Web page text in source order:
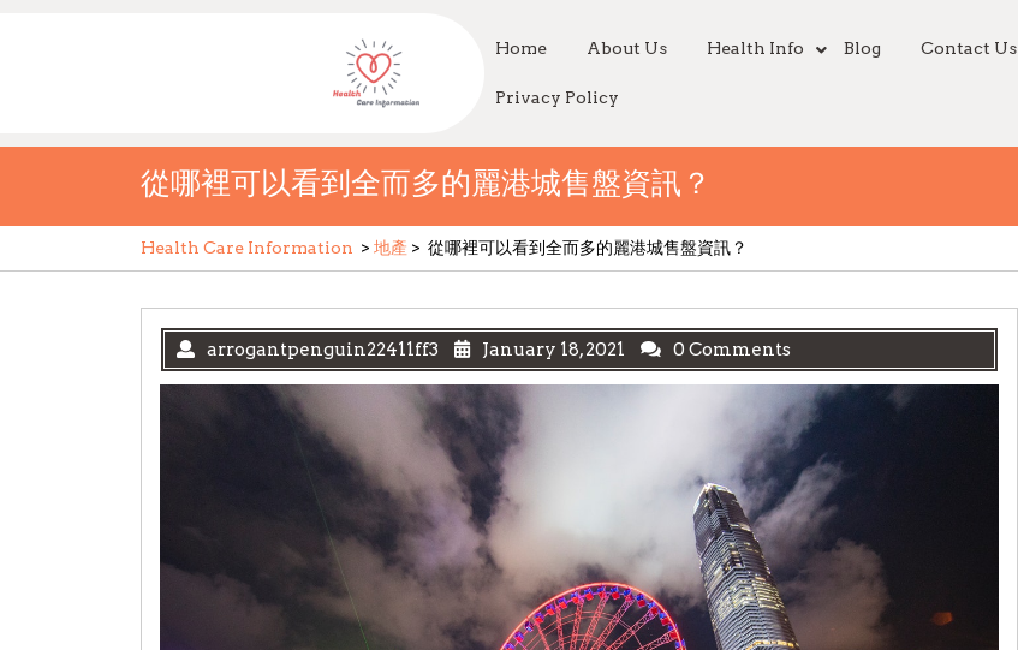
Home About Us Health Info Blog Contact Us
Privacy Policy
從哪裡可以看到全而多的麗港城售盤資訊？
Health Care Information > 地產 > 從哪裡可以看到全而多的麗港城售盤資訊？
arrogantpenguin22411ff3 January 18, 2021 0 Comments